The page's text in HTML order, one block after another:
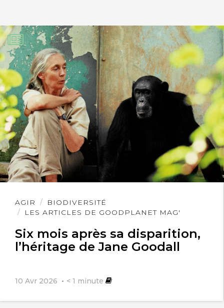
AGIR
BIODIVERSITÉ
LES ARTICLES DE GOODPLANET MAG'
Six mois après sa disparition,
l’héritage de Jane Goodall
10 Avr 2026 < 1 minute
Lire
l'article